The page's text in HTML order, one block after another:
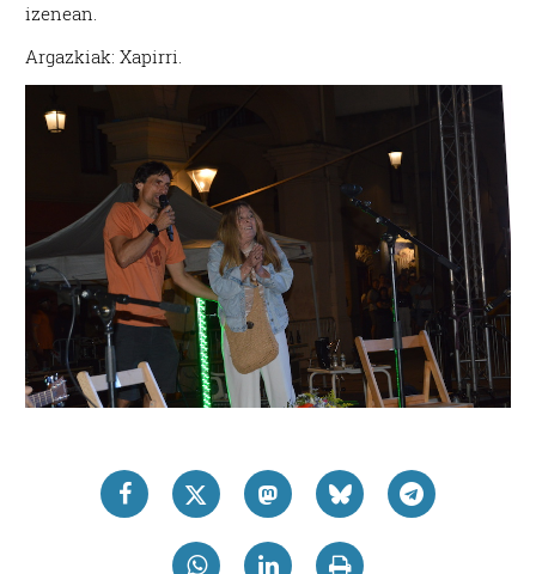
izenean.
Argazkiak: Xapirri.